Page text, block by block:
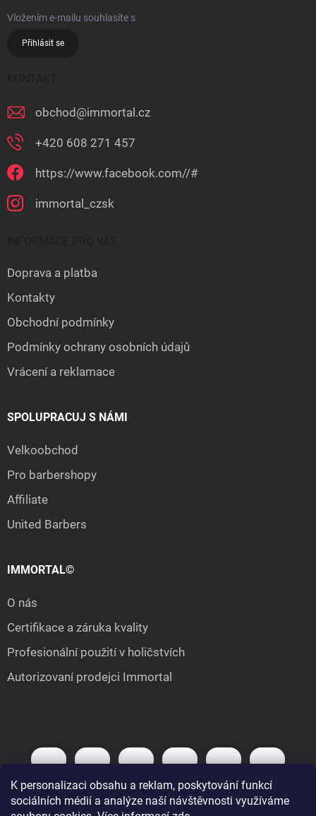
K personalizaci obsahu a reklam, poskytování funkcí
sociálních médií a analýze naší návštěvnosti využíváme
Vložením e-mailu souhlasíte s
Přihlásit se
obchod@immortal.cz
+420 608 271 457
https://www.facebook.com//#
immortal_czsk
Doprava a platba
Kontakty
Obchodní podmínky
Podmínky ochrany osobních údajů
Vrácení a reklamace
SPOLUPRACUJ S NÁMI
Velkoobchod
Pro barbershopy
Affiliate
United Barbers
IMMORTAL©
O nás
Certifikace a záruka kvality
Profesionální použití v holičstvích
Autorizovaní prodejci Immortal